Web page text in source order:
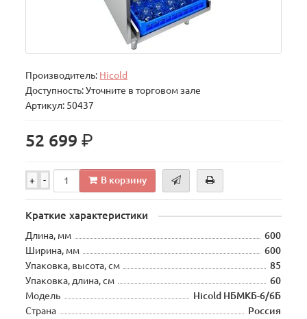
Производитель: Hicold
Доступность: Уточните в торговом зале
Артикул: 50437
52 699р.
+ - В корзину
Краткие характеристики
Длина, мм
600
Ширина, мм
600
Упаковка, высота, см
85
Упаковка, длина, см
60
Модель
Hicold НБМКБ-6/6Б
Страна
Россия